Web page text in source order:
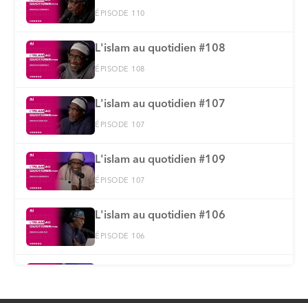
ÉPISODE 110
L'islam au quotidien #108
ÉPISODE 108
L'islam au quotidien #107
ÉPISODE 107
L'islam au quotidien #109
ÉPISODE 107
L'islam au quotidien #106
ÉPISODE 106